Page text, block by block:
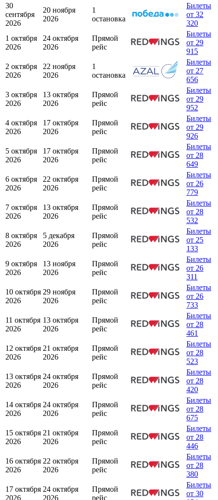
30
сентября
2026
20 ноября
2026
1
остановка
Билеты
от 32
320
1 октября
2026
24 октября
2026
Прямой
рейс
Билеты
от 29
915
2 октября
2026
22 ноября
2026
1
остановка
Билеты
от 27
656
3 октября
2026
13 октября
2026
Прямой
рейс
Билеты
от 29
952
4 октября
2026
17 октября
2026
Прямой
рейс
Билеты
от 29
926
5 октября
2026
17 октября
2026
Прямой
рейс
Билеты
от 28
649
6 октября
2026
22 октября
2026
Прямой
рейс
Билеты
от 26
779
7 октября
2026
13 октября
2026
Прямой
рейс
Билеты
от 28
532
8 октября
2026
5 декабря
2026
Прямой
рейс
Билеты
от 25
133
9 октября
2026
13 ноября
2026
Прямой
рейс
Билеты
от 26
311
10 октября
2026
29 ноября
2026
Прямой
рейс
Билеты
от 26
733
11 октября
2026
13 октября
2026
Прямой
рейс
Билеты
от 28
461
12 октября
2026
21 октября
2026
Прямой
рейс
Билеты
от 28
523
13 октября
2026
24 октября
2026
Прямой
рейс
Билеты
от 28
420
14 октября
2026
24 октября
2026
Прямой
рейс
Билеты
от 28
675
15 октября
2026
21 октября
2026
Прямой
рейс
Билеты
от 28
446
16 октября
2026
22 октября
2026
Прямой
рейс
Билеты
от 28
380
17 октября
2026
24 октября
2026
Прямой
рейс
Билеты
от 30